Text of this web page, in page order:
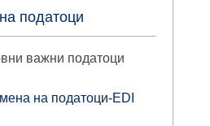
податоци
важни податоци
на податоци-EDI